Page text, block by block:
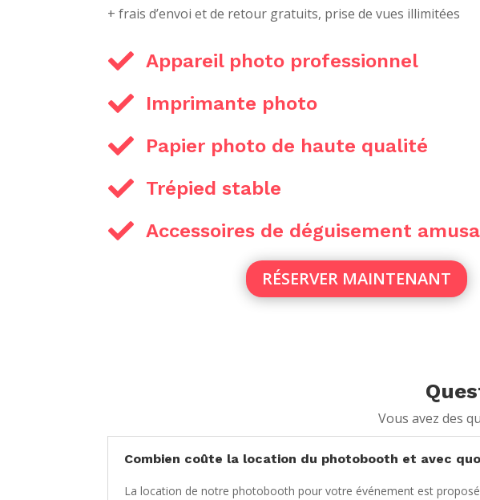
+ frais d’envoi et de retour gratuits, prise de vues illimitées
 Appareil photo professionnel
 Imprimante photo
 Papier photo de haute qualité
 Trépied stable
 Accessoires de déguisement
RÉSERVER MAINTENANT
Vous avez des
Combien coûte la location du photobooth et avec
La location de notre photobooth pour votre événement est